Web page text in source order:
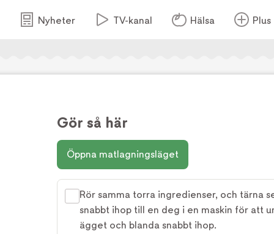
Nyheter TV-kanal Hälsa Plus
Gör så här
Öppna matlagningsläget
Rör samma torra ingredienser, och tärna
snabbt ihop till en deg i en maskin för att
ägget och blanda snabbt ihop.